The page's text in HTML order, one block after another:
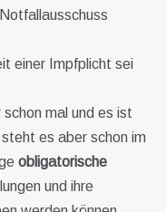
einer Impfplicht sei
mal und es ist
es aber schon im
obligatorische
und ihre